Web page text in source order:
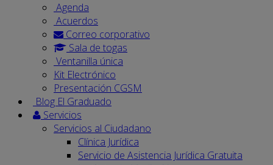
Agenda
Acuerdos
Correo corporativo
Sala de togas
Ventanilla única
Kit Electrónico
Presentación CGSM
Blog El Graduado
Servicios
Servicios al Ciudadano
Clínica Jurídica
Servicio de Asistencia Jurídica Gratuita